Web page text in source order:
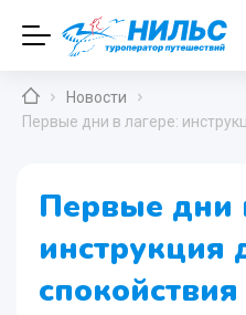
Новости
Первые дни в лагере:
Первые дни
инструкция